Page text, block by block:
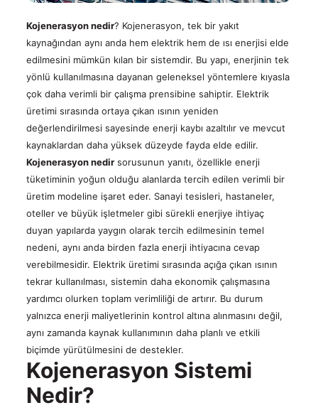
Teknik
Dokümanlar
Jeneratörleri
Alternatörler
Çözümleri
Telekom
Çözümleri
Kojenerasyon
&
Sismik
Çözümleri
Uzaktan
İzleme,
Kontrol
ve
Bulut
Sistemi
Güç
Hesaplama
-
Kva
Hesaplama
Satış
Sonrası
Hizmetler
TR
EN
FR
РУС
العربية
Kojenerasyon nedir? Kojenerasyon, tek bir yakıt
kaynağından aynı anda hem elektrik hem de ısı enerjisi elde
edilmesini mümkün kılan bir sistemdir. Bu yapı, enerjinin tek
yönlü kullanılmasına dayanan geleneksel yöntemlere kıyasla
çok daha verimli bir çalışma prensibine sahiptir. Elektrik
üretimi sırasında ortaya çıkan ısının yeniden
değerlendirilmesi sayesinde enerji kaybı azaltılır ve mevcut
kaynaklardan daha yüksek düzeyde fayda elde edilir.
Kojenerasyon nedir sorusunun yanıtı, özellikle enerji
tüketiminin yoğun olduğu alanlarda tercih edilen verimli bir
üretim modeline işaret eder. Sanayi tesisleri, hastaneler,
oteller ve büyük işletmeler gibi sürekli enerjiye ihtiyaç
duyan yapılarda yaygın olarak tercih edilmesinin temel
nedeni, aynı anda birden fazla enerji ihtiyacına cevap
verebilmesidir. Elektrik üretimi sırasında açığa çıkan ısının
tekrar kullanılması, sistemin daha ekonomik çalışmasına
yardımcı olurken toplam verimliliği de artırır. Bu durum
yalnızca enerji maliyetlerinin kontrol altına alınmasını değil,
aynı zamanda kaynak kullanımının daha planlı ve etkili
biçimde yürütülmesini de destekler.
Kojenerasyon Sistemi
Nedir?